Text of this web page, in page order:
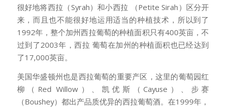
很好地将西拉（Syrah）和小西拉 （Petite Sirah）区分开
来，而且也不能很好地运用适当的种植技术，所以到了
1992年，整个加州西拉葡萄的种植面积只有400英亩，不
过到了2003年，西拉 葡萄在加州的种植面积也已经达到
了17,000英亩。
美国华盛顿州也是西拉葡萄的重要产区，这里的葡萄园红
柳（Red Willow）、凯优斯（Cayuse）、步赛
（Boushey）都出产品质优异的西拉葡萄酒。在1999年，